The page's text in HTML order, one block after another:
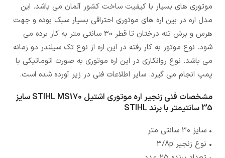
موتوری های بسیار با کیفیت ساخت کشور آلمان می باشد. این
مدل اره در بین اره های موتوری احتراقی بسیار سبک بوده و جهت
هرس و برش تنه درختان تا قطر 30 سانتی متر به کار برده می
شود. نوع موتور به کار رفته در این اره از نوع تک سیلندر دو زمانه
می باشد. نوع روانکاری در این اره موتوری به صورت اتوماتیکی با
پمپ انجام می گیرد. سایر اطلاعات فنی در زیر آورده شده است.
مشخصات فنی زنجیر اره موتوری اشتیل STIHL MS170 سایز
35 سانتیمتر با برند STIHL
• سایز 30 سانتی متر
• نوع زنجیر 3/8p